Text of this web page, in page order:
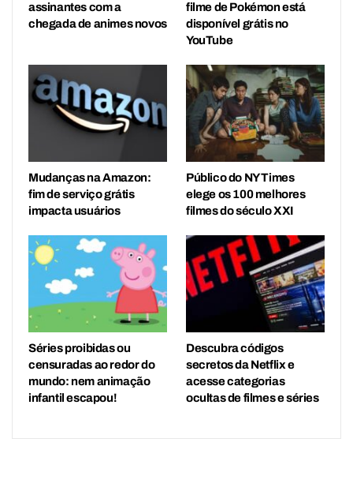
assinantes com a
chegada de animes novos
filme de Pokémon está
disponível grátis no
YouTube
Mudanças na Amazon:
fim de serviço grátis
impacta usuários
Público do NY Times
elege os 100 melhores
filmes do século XXI
Séries proibidas ou
censuradas ao redor do
mundo: nem animação
infantil escapou!
Descubra códigos
secretos da Netflix e
acesse categorias
ocultas de filmes e séries